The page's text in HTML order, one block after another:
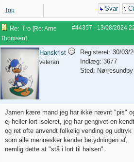
Top Svar
#44357 - 13/08/2024
Re: Tro [Re: Arne
Thomsen]
Hanskrist
veteran
Registeret: 30/03/
Indlæg: 3677
Sted: Nørresundby
Jamen kære mand jeg har ikke nævnt "pis"
ej heller lort isoleret, jeg har gengivet en kendt
og ret ofte anvendt folkelig vending og udtryk
som alle mennesker kender betydningen af,
nemlig dette at "stå i lort til halsen".